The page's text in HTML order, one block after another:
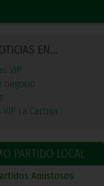
EN...
VIP
negocio
VIP La Cartuja
PARTIDO LOCAL
Amistosos